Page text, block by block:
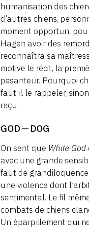
humanisation des
d’autres chiens,
moment opportun,
Hagen avoir des
reconnaîtra sa
motive le récit, la
pesanteur. Pourquoi
faut-il le rappeler,
reçu.
GOD — DOG
On sent que White God
avec une grande
faut de
une violence dont
sentimental. Le fil
combats de chiens
Un éparpillement qui